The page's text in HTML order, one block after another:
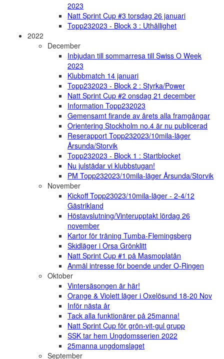
2023
Natt Sprint Cup #3 torsdag 26 januari
Topp232023 - Block 3 : Uthållighet
2022
December
Inbjudan till sommarresa till Swiss O Week
2023
Klubbmatch 14 januari
Topp232023 - Block 2 : Styrka/Power
Natt Sprint Cup #2 onsdag 21 december
Information Topp232023
Gemensamt firande av årets alla framgångar
Orientering Stockholm no.4 är nu publicerad
Reserapport Topp232023/10mila-läger
Årsunda/Storvik
Topp232023 - Block 1 : Startblocket
Nu julstädar vi klubbstugan!
PM Topp232023/10mila-läger Årsunda/Storvik
November
Kickoff Topp23023/10mila-läger - 2-4/12
Gästrikland
Höstavslutning/Vinterupptakt lördag 26
november
Kartor för träning Tumba-Flemingsberg
Skidläger i Orsa Grönklitt
Natt Sprint Cup #1 på Masmoplatån
Anmäl intresse för boende under O-Ringen
Oktober
Vintersäsongen är här!
Orange & Violett läger i Oxelösund 18-20 Nov
Inför nästa år
Tack alla funktionärer på 25manna!
Natt Sprint Cup för grön-vit-gul grupp
SSK tar hem Ungdomsserien 2022
25manna ungdomslaget
September